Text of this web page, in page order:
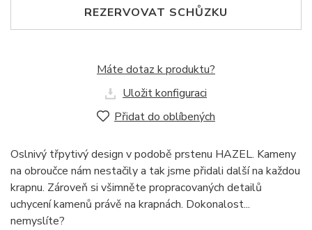
REZERVOVAT SCHŮZKU
Máte dotaz k produktu?
Uložit konfiguraci
Přidat do oblíbených
Oslnivý třpytivý design v podobě prstenu HAZEL. Kameny
na obroučce nám nestačily a tak jsme přidali další na každou
krapnu. Zároveň si všimněte propracovaných detailů
uchycení kamenů právě na krapnách. Dokonalost...
nemyslíte?